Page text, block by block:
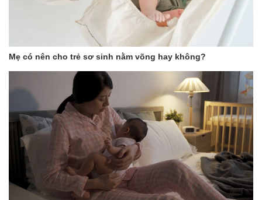
- Tác dụng: Dùng để quấn bé, hay ủ bé khi ngủ hoặc lúc mẹ cần
- Khóa dính tiện lợi, giúp mẹ dễ dàng quấn và cố định được mà
không mất thời gian như các loại khăn ủ khác
- Màu sắc nhã nhặn, nổi bật phù hợp cho cả bé trai và bé gái
Mẹ có nên cho trẻ sơ sinh nằm võng hay không?